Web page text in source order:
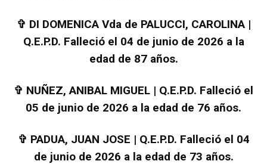
✞ DI DOMENICA Vda de PALUCCI, CAROLINA |
Q.E.P.D. Falleció el 04 de junio de 2026 a la
edad de 87 años.
✞ NUÑEZ, ANIBAL MIGUEL | Q.E.P.D. Falleció el
05 de junio de 2026 a la edad de 76 años.
✞ PADUA, JUAN JOSE | Q.E.P.D. Falleció el 04
de junio de 2026 a la edad de 73 años.